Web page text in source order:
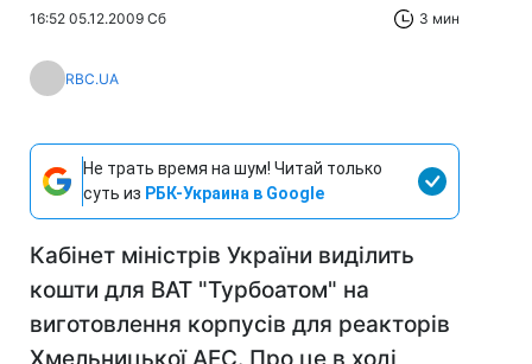
16:52 05.12.2009 Сб 3 мин
RBC.UA
Не трать время на шум! Читай только
суть из РБК-Украина в Google
Кабінет міністрів України виділить
кошти для ВАТ "Турбоатом" на
виготовлення корпусів для реакторів